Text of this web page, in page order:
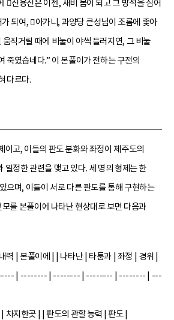
신용신은 이젠, 새비 몸이 되고 그 방석을 심어
되여, 아가니, 과양당 큰성님이 조롬에 좇아
직거릴 때에 비눌이 야씩 들러지연, 그 비눌
죽였습네다.” 이 본풀이가 전하는 구전의
다르다.
이고, 이들의 판도 분화와 좌정이 제주도의
일정한 관련을 맺고 있다. 세 명의 형제는 한
으며, 이들이 서로 다른 판도를 통해 구현하는
를 본풀이에 나타난 현상대로 보면 다음과
력 | 본풀이에 | | 나타난 | 타툼과 | 좌정 | 경위 |
| -------- | -------- | -------- | -------- | ---
차지한곳 | | 판도의 관할 능력 | 판도 |